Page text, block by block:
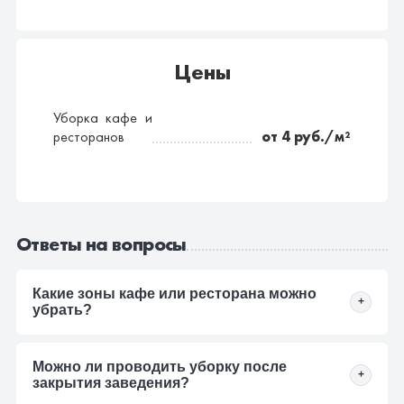
Цены
Уборка кафе и
ресторанов
от 4 руб./м²
Ответы на вопросы
Какие зоны кафе или ресторана можно
убрать?
+
рабочие поверхности, подсобные помещения,
Можно ли проводить уборку после
закрытия заведения?
+